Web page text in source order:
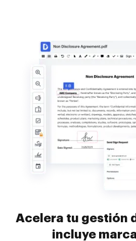
Acelera tu gestión
incluye